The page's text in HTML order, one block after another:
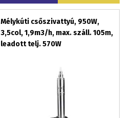
Mélykúti csőszivattyú, 950W,
3,5col, 1,9m3/h, max. száll. 105m,
leadott telj. 570W